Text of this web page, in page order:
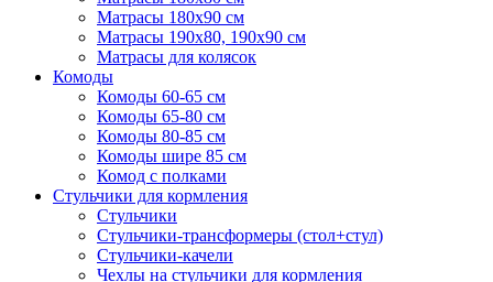
Матрасы 180х90 см
Матрасы 190х80, 190х90 см
Матрасы для колясок
Комоды
Комоды 60-65 см
Комоды 65-80 см
Комоды 80-85 см
Комоды шире 85 см
Комод с полками
Стульчики для кормления
Стульчики
Стульчики-трансформеры (стол+стул)
Стульчики-качели
Чехлы на стульчики для кормления